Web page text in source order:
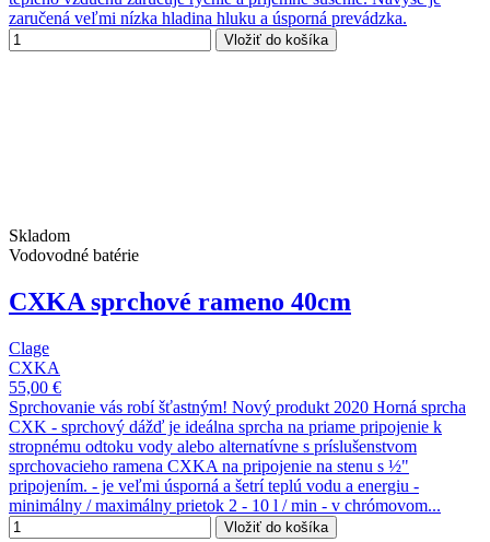
zaručená veľmi nízka hladina hluku a úsporná prevádzka.
Vložiť do košíka
Skladom
Vodovodné batérie
CXKA sprchové rameno 40cm
Clage
CXKA
55,00 €
Sprchovanie vás robí šťastným! Nový produkt 2020 Horná sprcha
CXK - sprchový dážď je ideálna sprcha na priame pripojenie k
stropnému odtoku vody alebo alternatívne s príslušenstvom
sprchovacieho ramena CXKA na pripojenie na stenu s ½"
pripojením. - je veľmi úsporná a šetrí teplú vodu a energiu -
minimálny / maximálny prietok 2 - 10 l / min - v chrómovom...
Vložiť do košíka